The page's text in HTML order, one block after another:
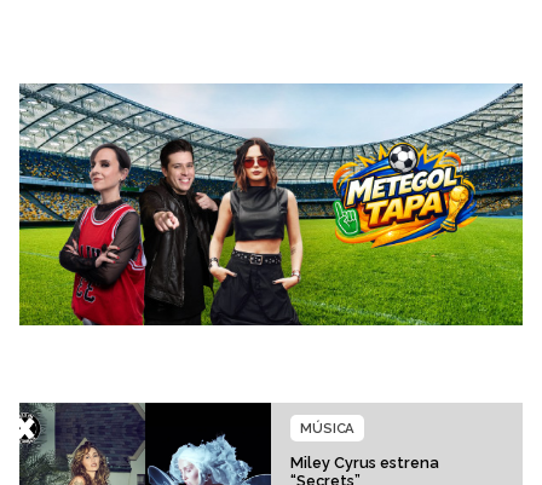
Miley Cyrus estrena
“Secrets”
MÚSICA